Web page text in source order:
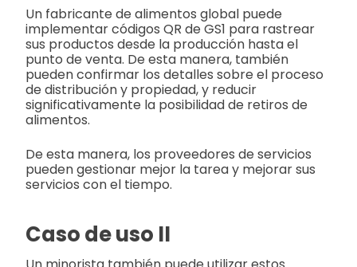
Un fabricante de alimentos global puede
implementar códigos QR de GS1 para rastrear
sus productos desde la producción hasta el
punto de venta. De esta manera, también
pueden confirmar los detalles sobre el proceso
de distribución y propiedad, y reducir
significativamente la posibilidad de retiros de
alimentos.
De esta manera, los proveedores de servicios
pueden gestionar mejor la tarea y mejorar sus
servicios con el tiempo.
Caso de uso II